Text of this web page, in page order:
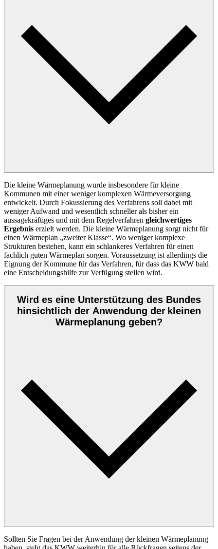
Die kleine Wärmeplanung wurde insbesondere für kleine
Kommunen mit einer weniger komplexen Wärmeversorgung
entwickelt. Durch Fokussierung des Verfahrens soll dabei mit
weniger Aufwand und wesentlich schneller als bisher ein
aussagekräftiges und mit dem Regelverfahren gleichwertiges
Ergebnis erzielt werden. Die kleine Wärmeplanung sorgt nicht für
einen Wärmeplan „zweiter Klasse“. Wo weniger komplexe
Strukturen bestehen, kann ein schlankeres Verfahren für einen
fachlich guten Wärmeplan sorgen. Voraussetzung ist allerdings die
Eignung der Kommune für das Verfahren, für dass das KWW bald
eine Entscheidungshilfe zur Verfügung stellen wird.
Wird es eine Unterstützung des Bundes
hinsichtlich der Anwendung der kleinen
Wärmeplanung geben?
Sollten Sie Fragen bei der Anwendung der kleinen Wärmeplanung